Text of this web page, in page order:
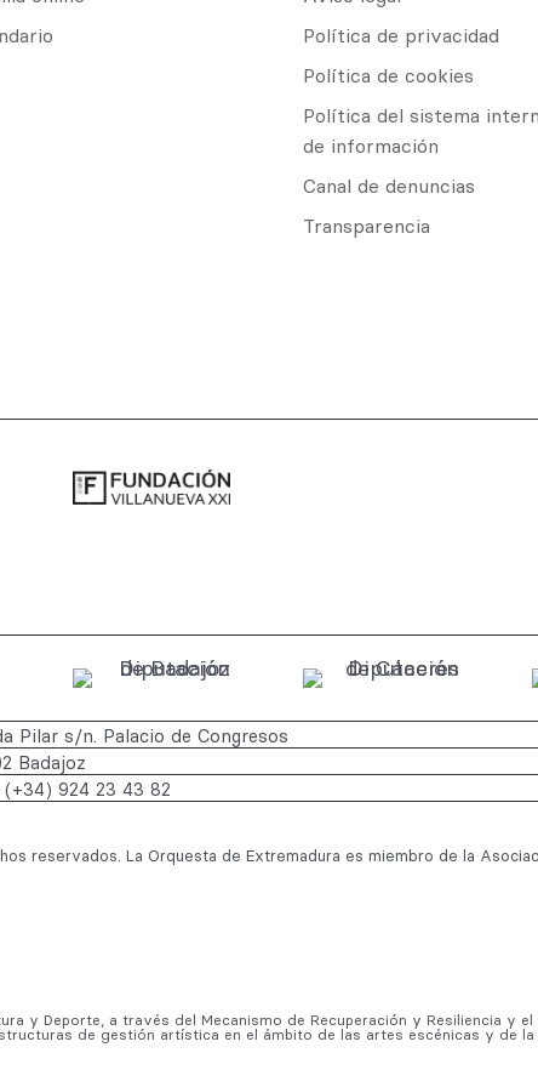
Política de privacidad
Política de cookies
Política del sistema
de información
Canal de denuncias
Transparencia
Pilar s/n. Palacio de Congresos
Badajoz
(+34) 924 23 43 82
reservados. La Orquesta de Extremadura es miembro de la
y Deporte, a través del Mecanismo de Recuperación y Resiliencia y
de gestión artística en el ámbito de las artes escénicas y de la